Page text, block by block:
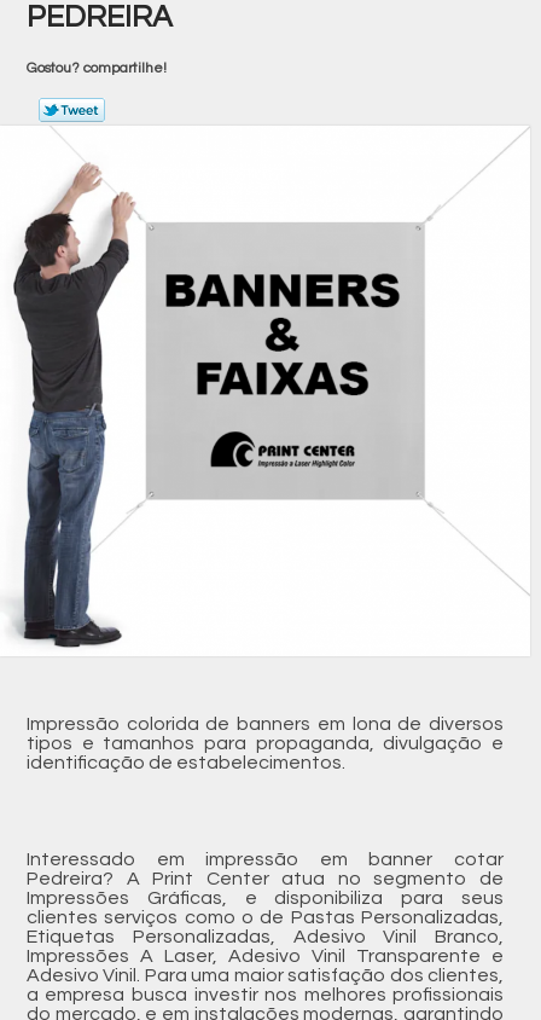
PEDREIRA
Gostou? compartilhe!
Impressão colorida de banners em lona de diversos
tipos e tamanhos para propaganda, divulgação e
identificação de estabelecimentos.
Interessado em impressão em banner cotar
Pedreira? A Print Center atua no segmento de
Impressões Gráficas, e disponibiliza para seus
clientes serviços como o de Pastas Personalizadas,
Etiquetas Personalizadas, Adesivo Vinil Branco,
Impressões A Laser, Adesivo Vinil Transparente e
Adesivo Vinil. Para uma maior satisfação dos clientes,
a empresa busca investir nos melhores profissionais
do mercado, e em instalações modernas, garantindo